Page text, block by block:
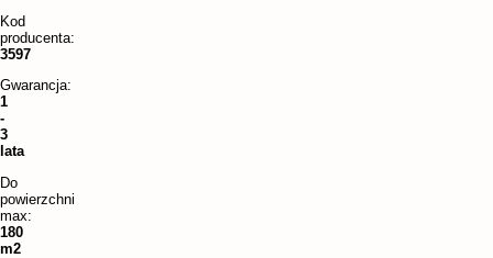
Kod
producenta:
3597
Gwarancja:
1
-
3
lata
Do
powierzchni
max:
180
m2